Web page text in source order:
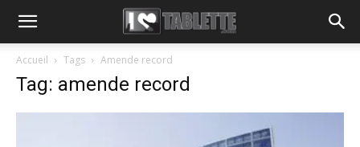
Accueil Tags Amende record
Tag: amende record